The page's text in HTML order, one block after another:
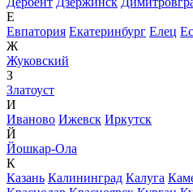
Е
Евпатория Екатеринбург Елец
Ж
Жуковский
З
Златоуст
И
Иваново Ижевск Иркутск
Й
Йошкар-Ола
К
Казань Калининград Калуга